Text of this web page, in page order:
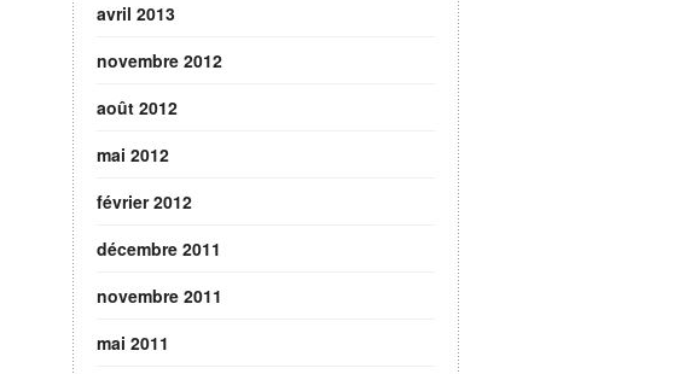
avril 2013
novembre 2012
août 2012
mai 2012
février 2012
décembre 2011
novembre 2011
mai 2011